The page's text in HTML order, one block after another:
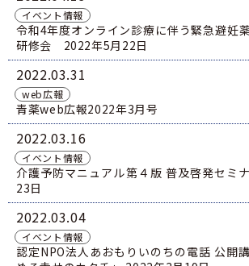
イベント情報
令和4年度オンライン診療に伴う緊急避妊
研修会 2022年5月22日
2022 03.31
web広報
青薬web広報2022年3月号
2022 03.16
イベント情報
介護予防マニュアル第４版 普及啓発セミ
23日
2022 03.04
イベント情報
認定NPO法人あおもりいのちの電話 公開